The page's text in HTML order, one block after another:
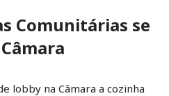
Comunitárias se
lobby na Câmara a cozinha